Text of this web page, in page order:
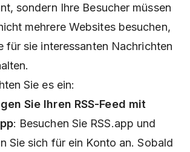
sondern Ihre Besucher müssen
mehrere Websites besuchen,
für sie interessanten Nachrichten
Sie es ein:
Sie Ihren RSS-Feed mit
: Besuchen Sie RSS.app und
Sie sich für ein Konto an. Sobald